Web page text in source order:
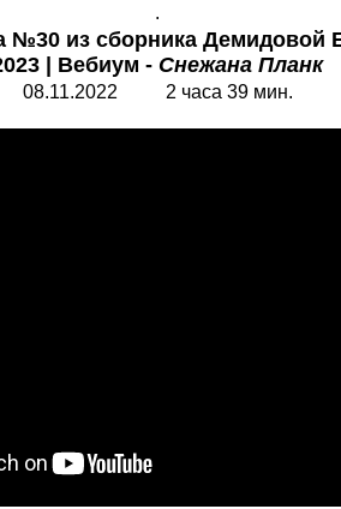
.
№30 из сборника Демидовой
| Вебиум - Снежана Планк
08.11.2022 2 часа 39 мин.